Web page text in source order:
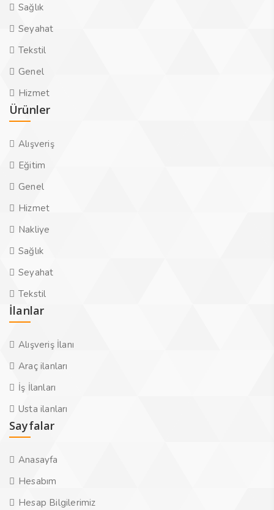
Sağlık
Seyahat
Tekstil
Genel
Hizmet
Ürünler
Alışveriş
Eğitim
Genel
Hizmet
Nakliye
Sağlık
Seyahat
Tekstil
İlanlar
Alışveriş İlanı
Araç ilanları
İş İlanları
Usta ilanları
Sayfalar
Anasayfa
Hesabım
Hesap Bilgilerimiz